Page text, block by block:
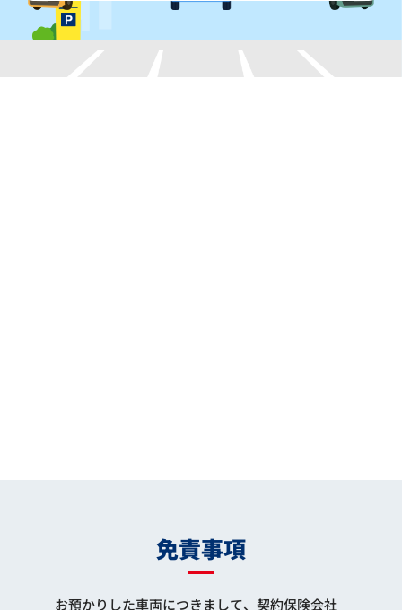
免責事項
お預かりした車両につきまして、契約保険会社